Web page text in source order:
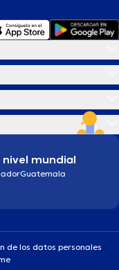
mundial
Guatemala
de los datos personales